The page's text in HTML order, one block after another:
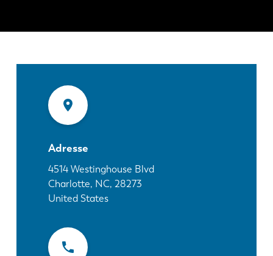
Adresse
4514 Westinghouse Blvd
Charlotte, NC, 28273
United States
SERVICE CLIENT
À propos de LVD
Actualités
Découvrez LVD
Témoignages
Événements
Centre des ressources
Secteurs et solutions
Carrières
Contactez nous